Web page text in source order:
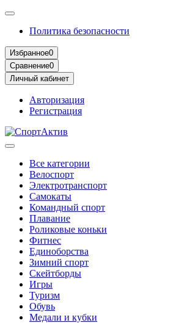
Политика безопасности
Избранное0
Сравнение0
Личный кабинет
Авторизация
Регистрация
Все категории
Велоспорт
Электротранспорт
Самокаты
Командный спорт
Плавание
Роликовые коньки
Фитнес
Единоборства
Зимний спорт
Скейтборды
Игры
Туризм
Обувь
Медали и кубки